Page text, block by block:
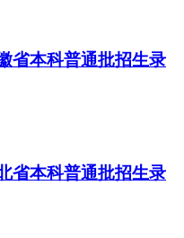
省本科普通批招生录
省本科普通批招生录